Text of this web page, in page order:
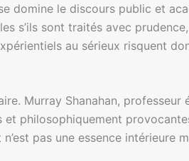
domine le discours public et
s’ils sont traités avec
au sérieux risquent
Murray Shanahan, professeur
philosophiquement
pas une essence intérieure